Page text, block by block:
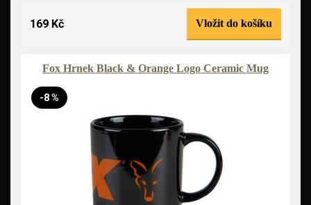
169 Kč Vložit do košíku
Fox Hrnek Black & Orange Logo Ceramic Mug
-8 %